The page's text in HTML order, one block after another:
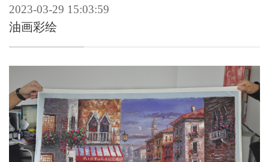
2023-03-29 15:03:59
油画彩绘